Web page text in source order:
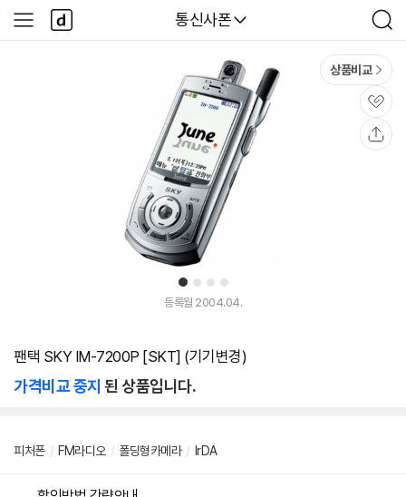
다나와
통신사폰
검
색
사
이
다
나
와
1 2 3 4
상품비교
관
심
등록월 2004.04.
팬택 SKY IM-7200P [SKT] (기기변경)
가격비교 중지 된 상품입니다.
피처폰 / FM라디오 / 폴딩형카메라 / IrDA